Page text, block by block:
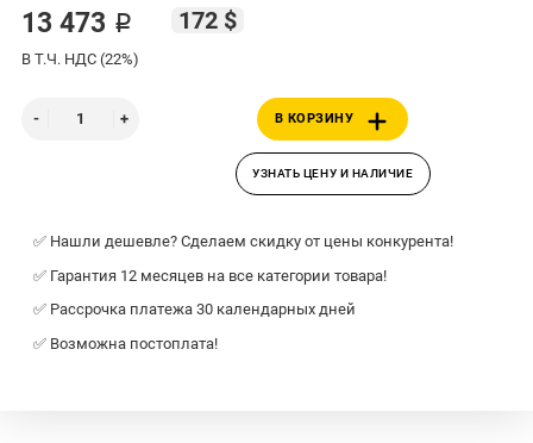
13 473 ₽ 172 $
В Т.Ч. НДС (22%)
В КОРЗИНУ
УЗНАТЬ ЦЕНУ И НАЛИЧИЕ
✅ Нашли дешевле? Сделаем скидку от цены конкурента!
✅ Гарантия 12 месяцев на все категории товара!
✅ Рассрочка платежа 30 календарных дней
✅ Возможна постоплата!